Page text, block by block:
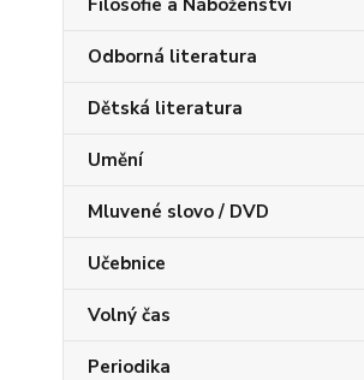
Filosofie a Náboženství
Odborná literatura
Dětská literatura
Umění
Mluvené slovo / DVD
Učebnice
Volný čas
Periodika